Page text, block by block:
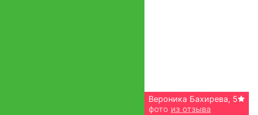
Вероника Бахирева, 5
фото из отзыва